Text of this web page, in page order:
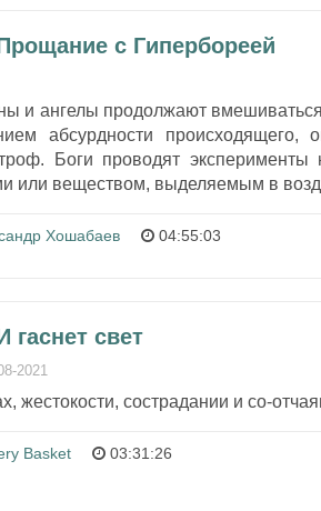
с Гипербореей
и ангелы продолжают
абсурдности происходящего,
Боги проводят эксперименты
или веществом, выделяемым в
Хошабаев 04:55:03
свет
2021
жестокости, сострадании и со-
Basket 03:31:26